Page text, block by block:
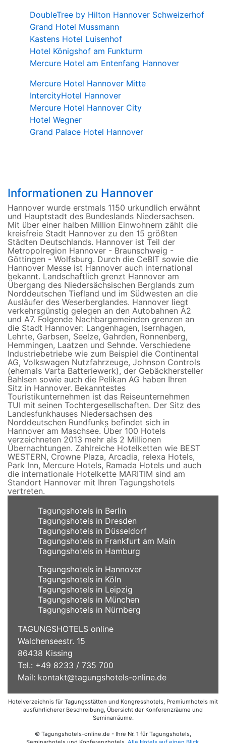
DoubleTree by Hilton Hannover Schweizerhof
Grand Hotel Mussmann
Kastens Hotel Luisenhof
Hotel Königshof am Funkturm
Mercure Hotel am Entenfang Hannover
Mercure Hotel Hannover Mitte
IntercityHotel Hannover
Mercure Hotel Hannover City
Hotel Wegner
Grand Palace Hotel Hannover
Informationen zu Hannover
Hannover wurde erstmals 1150 urkundlich erwähnt
und Hauptstadt des Bundeslands Niedersachsen.
Mit über einer halben Million Einwohnern zählt die
kreisfreie Stadt Hannover zu den 15 größten
Städten Deutschlands. Hannover ist Teil der
Metropolregion Hannover - Braunschweig -
Göttingen - Wolfsburg. Durch die CeBIT sowie die
Hannover Messe ist Hannover auch international
bekannt. Landschaftlich grenzt Hannover am
Übergang des Niedersächsischen Berglands zum
Norddeutschen Tiefland und im Südwesten an die
Ausläufer des Weserberglandes. Hannover liegt
verkehrsgünstig gelegen an den Autobahnen A2
und A7. Folgende Nachbargemeinden grenzen an
die Stadt Hannover: Langenhagen, Isernhagen,
Lehrte, Garbsen, Seelze, Gahrden, Ronnenberg,
Hemmingen, Laatzen und Sehnde. Verschiedene
Industriebetriebe wie zum Beispiel die Continental
AG, Volkswagen Nutzfahrzeuge, Johnson Controls
(ehemals Varta Batteriewerk), der Gebäckhersteller
Bahlsen sowie auch die Pelikan AG haben Ihren
Sitz in Hannover. Bekanntestes
Touristikunternehmen ist das Reiseunternehmen
TUI mit seinen Tochtergesellschaften. Der Sitz des
Landesfunkhauses Niedersachsen des
Norddeutschen Rundfunks befindet sich in
Hannover am Maschsee. Über 100 Hotels
verzeichneten 2013 mehr als 2 Millionen
Übernachtungen. Zahlreiche Hotelketten wie BEST
WESTERN, Crowne Plaza, Arcadia, relexa Hotels,
Park Inn, Mercure Hotels, Ramada Hotels und auch
die internationale Hotelkette MARITIM sind am
Standort Hannover mit Ihren Tagungshotels
vertreten.
Tagungshotels in Berlin
Tagungshotels in Dresden
Tagungshotels in Düsseldorf
Tagungshotels in Frankfurt am Main
Tagungshotels in Hamburg
Tagungshotels in Hannover
Tagungshotels in Köln
Tagungshotels in Leipzig
Tagungshotels in München
Tagungshotels in Nürnberg
TAGUNGSHOTELS online
Walchenseestr. 15
86438 Kissing
Tel.: +49 8233 / 735 700
Mail: kontakt@tagungshotels-online.de
Hotelverzeichnis für Tagungsstätten und Kongresshotels, Premiumhotels mit
ausführlicherer Beschreibung, Übersicht der Konferenzräume und
Seminarräume.
© Tagungshotels-online.de - Ihre Nr. 1 für Tagungshotels,